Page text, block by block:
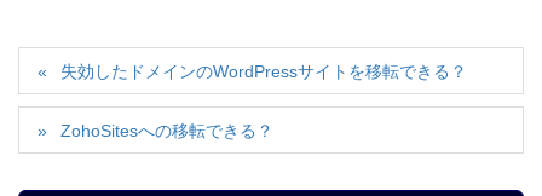
失効したドメインのWordPressサイトを移転できる？
ZohoSitesへの移転できる？